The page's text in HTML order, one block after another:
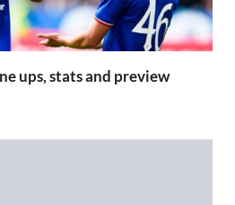
ups, stats and preview